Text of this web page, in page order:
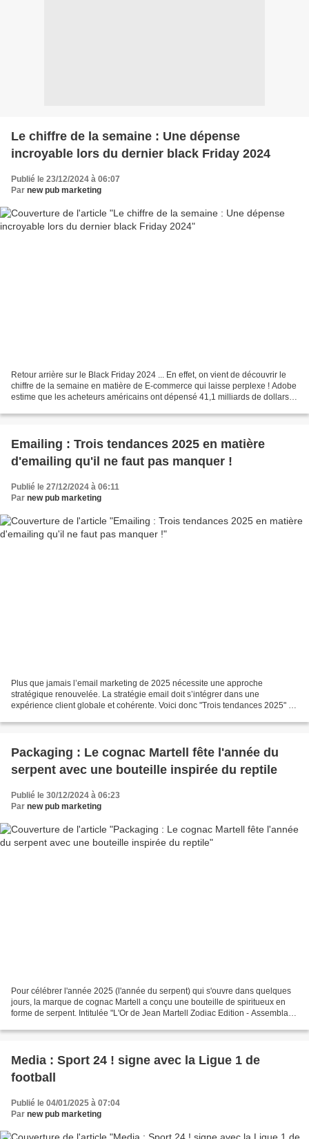
Le chiffre de la semaine : Une dépense
incroyable lors du dernier black Friday 2024
Publié le 23/12/2024 à 06:07
Par new pub marketing
Retour arrière sur le Black Friday 2024 ... En effet, on vient de découvrir le
chiffre de la semaine en matière de E-commerce qui laisse perplexe ! Adobe
estime que les acheteurs américains ont dépensé 41,1 milliards de dollars
Emailing : Trois tendances 2025 en matière
d'emailing qu'il ne faut pas manquer !
Publié le 27/12/2024 à 06:11
Par new pub marketing
Plus que jamais l’email marketing de 2025 nécessite une approche
stratégique renouvelée. La stratégie email doit s’intégrer dans une
expérience client globale et cohérente. Voici donc "Trois tendances 2025" en
Packaging : Le cognac Martell fête l'année du
serpent avec une bouteille inspirée du reptile
Publié le 30/12/2024 à 06:23
Par new pub marketing
Pour célébrer l'année 2025 (l'année du serpent) qui s'ouvre dans quelques
jours, la marque de cognac Martell a conçu une bouteille de spiritueux en
forme de serpent. Intitulée "L'Or de Jean Martell Zodiac Edition - Assemblage
Media : Sport 24 ! signe avec la Ligue 1 de
football
Publié le 04/01/2025 à 07:04
Par new pub marketing